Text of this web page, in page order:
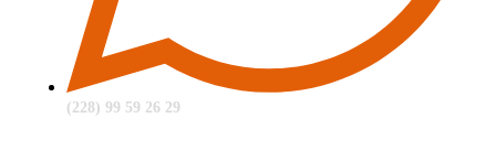
(228) 99 59 26 29